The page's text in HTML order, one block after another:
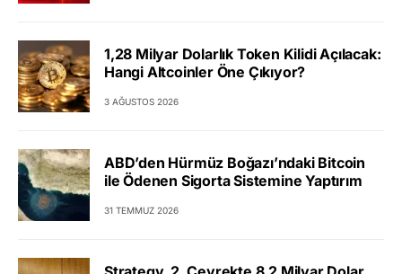
1,28 Milyar Dolarlık Token Kilidi Açılacak:
Hangi Altcoinler Öne Çıkıyor?
3 AĞUSTOS 2026
ABD’den Hürmüz Boğazı’ndaki Bitcoin
ile Ödenen Sigorta Sistemine Yaptırım
31 TEMMUZ 2026